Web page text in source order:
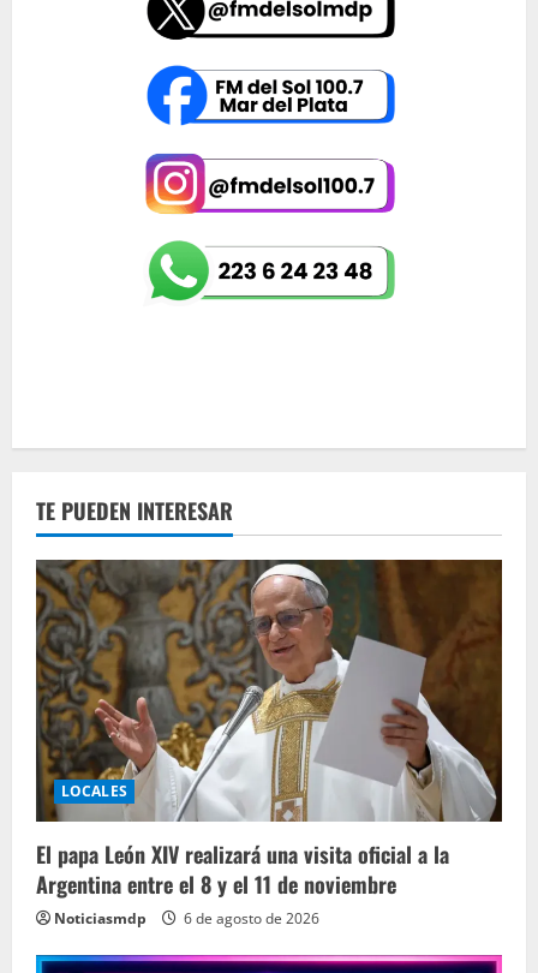
TE PUEDEN INTERESAR
LOCALES
El papa León XIV realizará una visita oficial a la
Argentina entre el 8 y el 11 de noviembre
Noticiasmdp 6 de agosto de 2026